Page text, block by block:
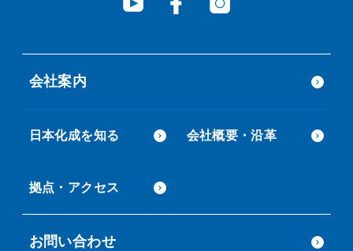
会社案内
日本化成を知る 会社概要・沿革
拠点・アクセス
お問い合わせ